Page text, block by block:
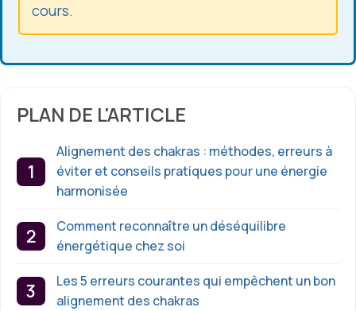
cours.
PLAN DE L'ARTICLE
Alignement des chakras : méthodes, erreurs à
éviter et conseils pratiques pour une énergie
harmonisée
Comment reconnaître un déséquilibre
énergétique chez soi
Les 5 erreurs courantes qui empêchent un bon
alignement des chakras